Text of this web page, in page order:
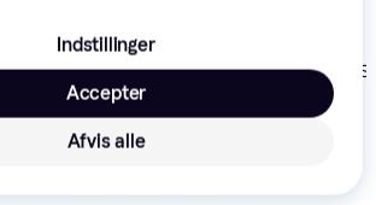
The Legend of
Zelda: Echoes of
Wisdom (Switch)
389 kr.
Brothership
Indstillinger
Afvis alle
Accepter